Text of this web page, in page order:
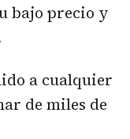
bajo precio y
a cualquier
de miles de